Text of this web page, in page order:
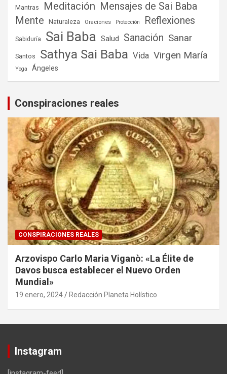
Mantras Meditación Mensajes de Sai Baba
Mente
Naturaleza Oraciones Protección Reflexiones
Sabiduría Sai Baba Salud Sanación Sanar
Santos Sathya Sai Baba Vida Virgen María
Yoga Ángeles
Conspiraciones reales
CONSPIRACIONES REALES
Arzovispo Carlo Maria Viganò: «La Élite de
Davos busca establecer el Nuevo Orden
Mundial»
19 enero, 2024 Redacción Planeta Holístico
Instagram